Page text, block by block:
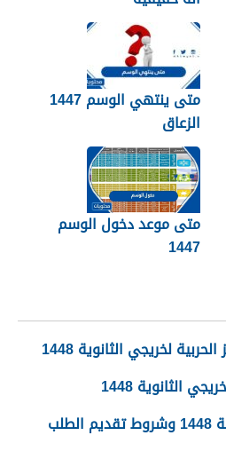
متى ينتهي الوسم 1447
الزعاق
متى موعد دخول الوسم
1447
لخريجي الثانوية 1448
الثانوية 1448
اعفاء بنك التنمية الاجتماعية 1448 وشروط تقديم الطلب